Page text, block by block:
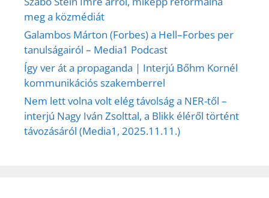
meg a közmédiát
Galambos Márton (Forbes) a Hell–Forbes per
tanulságairól – Media1 Podcast
Így ver át a propaganda | Interjú Bőhm Kornél
kommunikációs szakemberrel
Nem lett volna volt elég távolság a NER-től –
interjú Nagy Iván Zsolttal, a Blikk éléről történt
távozásáról (Media1, 2025.11.11.)